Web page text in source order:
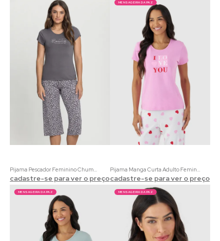
Pijama Pescador Feminino Chumbo com Estampa de Oncinha
cadastre-se para ver o preço
MENSAGEIRA DA PAZ
Pijama Manga Curta Adulto Feminino Estampado
cadastre-se para ver o preço
MENSAGEIRA DA PAZ MENSAGEIRA DA PAZ